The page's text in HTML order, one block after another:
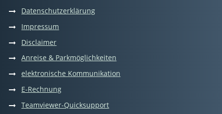
Datenschutzerklärung
Impressum
Disclaimer
Anreise & Parkmöglichkeiten
elektronische Kommunikation
E-Rechnung
Teamviewer-Quicksupport